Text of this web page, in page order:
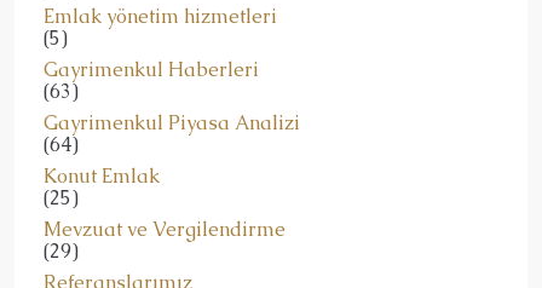
Emlak yönetim hizmetleri
(5)
Gayrimenkul Haberleri
(63)
Gayrimenkul Piyasa Analizi
(64)
Konut Emlak
(25)
Mevzuat ve Vergilendirme
(29)